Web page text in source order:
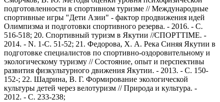
подготовленности в спортивном туризме // Международные
спортивные игры "Дети Азии" - фактор продвижения идей
Олимпизма и подготовки спортивного резерва. - 2016. - С.
516-518; 20. Спортивный туризм в Якутии //СПОРТТIME. -
2014. - N. 1-С. 51-52; 21. Федорова, Х. А. Река Синяя Якутии в
подготовке специалистов по спортивно-оздоровительному и
экологическому туризму // Состояние, опыт и перспективы
развития физкультурного движения Якутии. - 2013. - С. 150-
152-; 22. Шадрина, В. Г. Формирование экологической
культуры детей через велотуризм // Природа и культура. -
2012. - С. 233-238;